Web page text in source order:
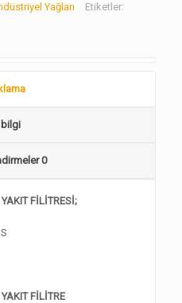
Yağları Etiketler:
bilgi
0
FİLİTRESİ;
FİLİTRE